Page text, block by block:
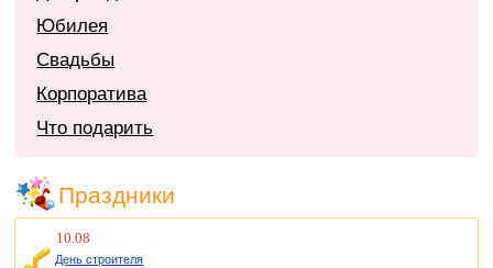
Юбилея
Свадьбы
Корпоратива
Что подарить
Праздники
10.08
День строителя